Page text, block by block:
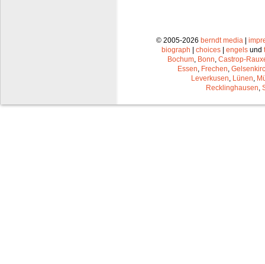
© 2005-2026 berndt media |
biograph | choices | engels und
Bochum Bonn Castrop-
Essen Frechen
Leverkusen Lünen
Recklinghausen